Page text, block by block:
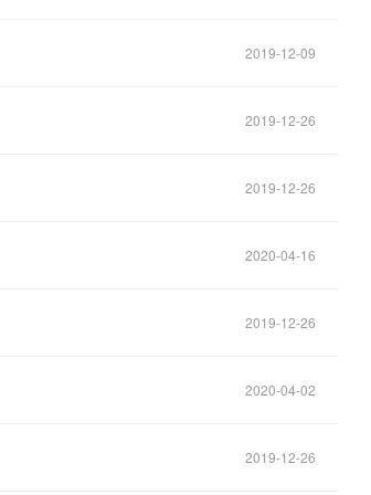
2019-12-09
2019-12-26
2019-12-26
2020-04-16
2019-12-26
2020-04-02
2019-12-26